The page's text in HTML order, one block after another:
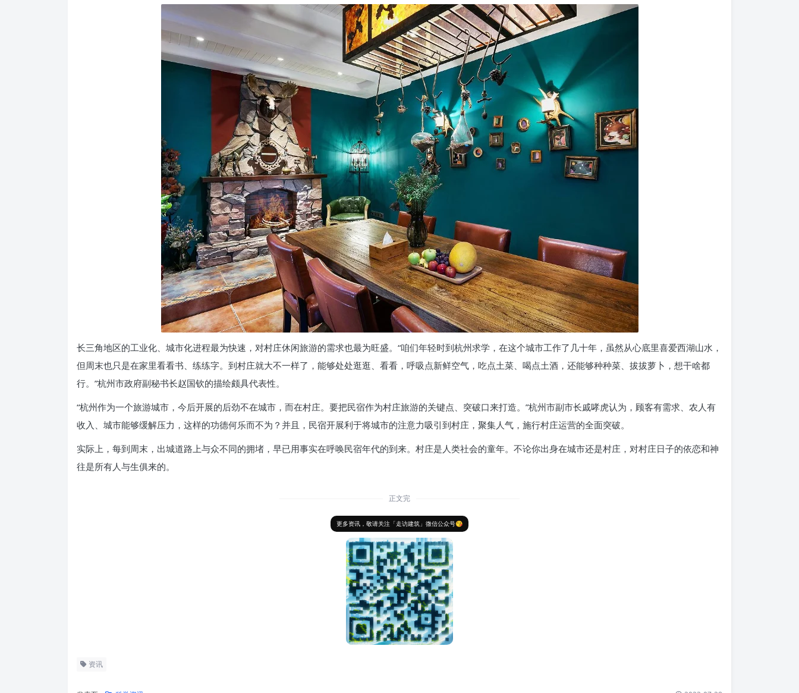
长三角地区的工业化、城市化进程最为快速，对村庄休闲旅游的需求也最为旺盛。“咱们年轻时到杭州求学，在这个城市工作了几十年，虽然从心底里喜爱西湖山水，
但周末也只是在家里看看书、练练字。到村庄就大不一样了，能够处处逛逛、看看，呼吸点新鲜空气，吃点土菜、喝点土酒，还能够种种菜、拔拔萝卜，想干啥都
行。”杭州市政府副秘书长赵国钦的描绘颇具代表性。
“杭州作为一个旅游城市，今后开展的后劲不在城市，而在村庄。要把民宿作为村庄旅游的关键点、突破口来打造。”杭州市副市长戚哮虎认为，顾客有需求、农人有
收入、城市能够缓解压力，这样的功德何乐而不为？并且，民宿开展利于将城市的注意力吸引到村庄，聚集人气，施行村庄运营的全面突破。
实际上，每到周末，出城道路上与众不同的拥堵，早已用事实在呼唤民宿年代的到来。村庄是人类社会的童年。不论你出身在城市还是村庄，对村庄日子的依恋和神
往是所有人与生俱来的。
正文完
更多资讯，敬请关注「走访建筑」微信公众号😘
资讯